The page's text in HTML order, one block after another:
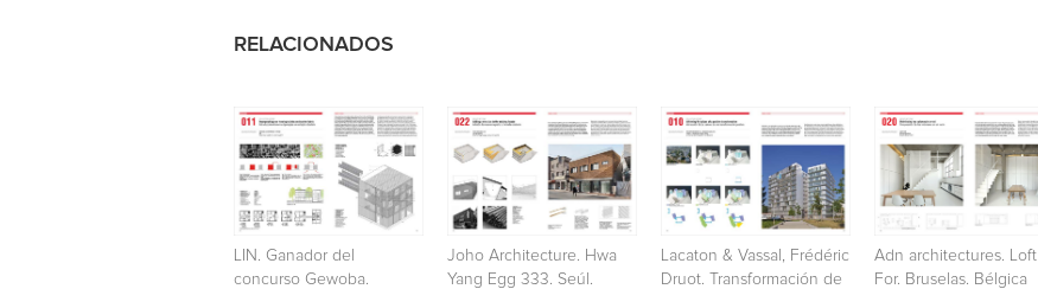
RELACIONADOS
LIN. Ganador del
concurso Gewoba.
Joho Architecture. Hwa
Yang Egg 333. Seúl.
Lacaton & Vassal, Frédéric
Druot. Transformación de
Adn architectures. Loft
For. Bruselas. Bélgica